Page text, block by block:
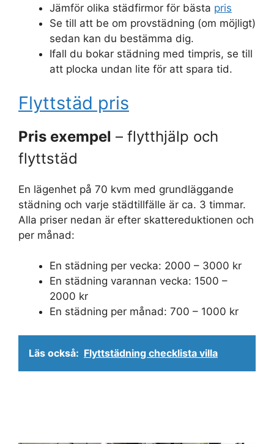
Jämför olika städfirmor för bästa pris
Se till att be om provstädning (om möjligt)
sedan kan du bestämma dig.
Ifall du bokar städning med timpris, se till
att plocka undan lite för att spara tid.
Flyttstäd pris
Pris exempel – flytthjälp och
flyttstäd
En lägenhet på 70 kvm med grundläggande
städning och varje städtillfälle är ca. 3 timmar.
Alla priser nedan är efter skattereduktionen och
per månad:
En städning per vecka: 2000 – 3000 kr
En städning varannan vecka: 1500 –
2000 kr
En städning per månad: 700 – 1000 kr
Läs också: Flyttstädning checklista villa